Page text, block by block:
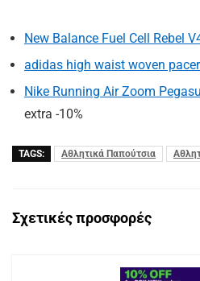
New Balance Fuel Cell Rebel
adidas high waist woven
Nike Running Air Zoom
extra -10%
TAGS: Αθλητικά Παπούτσια
Σχετικές προσφορές